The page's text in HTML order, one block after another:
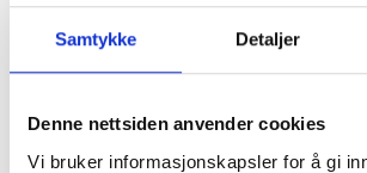
Samtykke Detaljer
Denne nettsiden anvender cookies
Vi bruker informasjonskapsler for å gi
Technical specifications
Jaw width
58–90 mm